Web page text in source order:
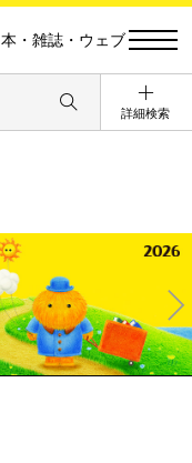
本・雑誌・ウェブ
詳細検索
Ne
xt